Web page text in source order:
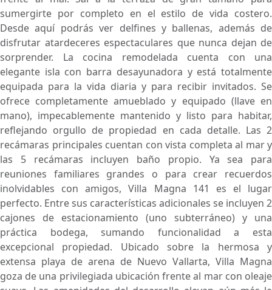
sumergirte por completo en el estilo de vida costero.
Desde aquí podrás ver delfines y ballenas, además de
disfrutar atardeceres espectaculares que nunca dejan de
sorprender. La cocina remodelada cuenta con una
elegante isla con barra desayunadora y está totalmente
equipada para la vida diaria y para recibir invitados. Se
ofrece completamente amueblado y equipado (llave en
mano), impecablemente mantenido y listo para habitar,
reflejando orgullo de propiedad en cada detalle. Las 2
recámaras principales cuentan con vista completa al mar y
las 5 recámaras incluyen baño propio. Ya sea para
reuniones familiares grandes o para crear recuerdos
inolvidables con amigos, Villa Magna 141 es el lugar
perfecto. Entre sus características adicionales se incluyen 2
cajones de estacionamiento (uno subterráneo) y una
práctica bodega, sumando funcionalidad a esta
excepcional propiedad. Ubicado sobre la hermosa y
extensa playa de arena de Nuevo Vallarta, Villa Magna
goza de una privilegiada ubicación frente al mar con oleaje